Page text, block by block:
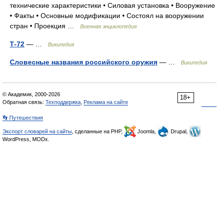
технические характеристики • Силовая установка • Вооружение
• Факты • Основные модификации • Состоял на вооружении
стран • Проекция …
Военная энциклопедия
Т-72 — … Википедия
Словесные названия российского оружия — … Википедия
18+
© Академик, 2000-2026
Обратная связь: Техподдержка Реклама на сайте
👣 Путешествия
Экспорт словарей на сайты , сделанные на PHP, Joomla,
Drupal,
WordPress, MODx.